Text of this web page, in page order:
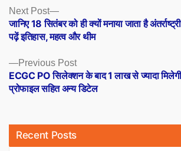
Posts
navigation
Previous PostPrevious
post:
ECGC PO सिलेक्शन के बाद 1 लाख से ज्यादा
प्रोफाइल सहित अन्य डिटेल
Next Post
Next
post:
जानिए 18 सितंबर को ही क्यों मनाया जाता है
पढ़ें इतिहास, महत्व और थीम
Recent Posts